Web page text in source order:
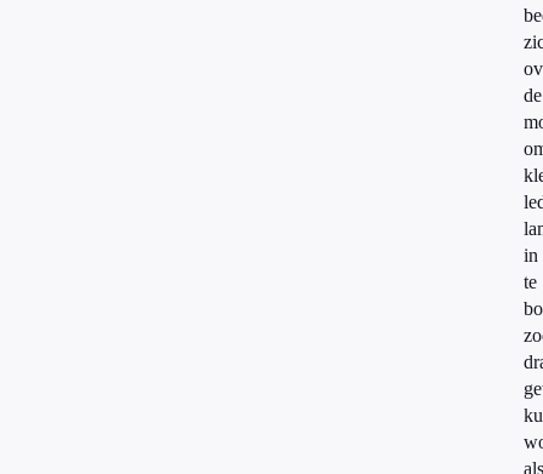
de
in
te
als